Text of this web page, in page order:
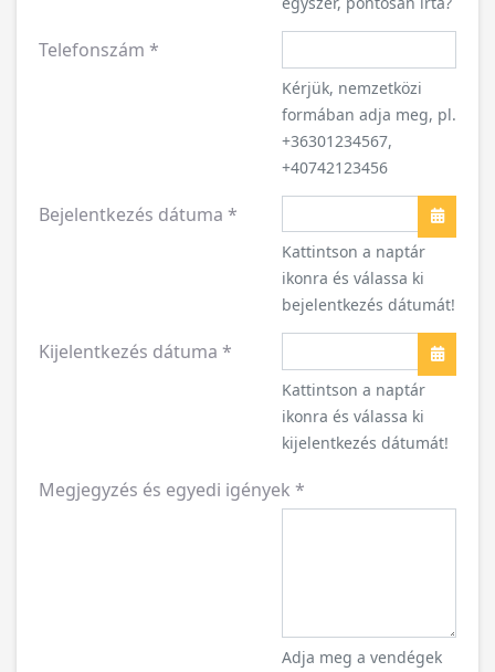
Telefonszám *
Kérjük, nemzetközi
formában adja meg, pl.
+36301234567,
+40742123456
Bejelentkezés dátuma *
Naptár
Kattintson a naptár
ikonra és válassa ki
bejelentkezés dátumát!
Kijelentkezés dátuma *
Naptár
Kattintson a naptár
ikonra és válassa ki
kijelentkezés dátumát!
Megjegyzés és egyedi igények *
Adja meg a vendégek